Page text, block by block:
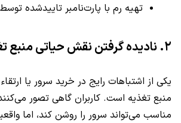
تهیه رم با پارت‌نامبر تاییدشده
۲. نادیده گرفتن نقش حیاتی منبع تغذیه (پاور)
یکی از اشتباهات رایج در خرید سرور یا
منبع تغذیه است. کاربران گاهی تصور می‌کنند
مناسب می‌تواند سرور را روشن کند، اما